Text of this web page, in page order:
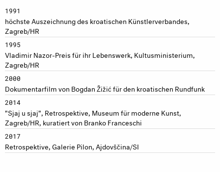
1991
höchste Auszeichnung des kroatischen Künstlerverbandes,
Zagreb/HR
1995
Vladimir Nazor-Preis für ihr Lebenswerk, Kultusministerium,
Zagreb/HR
2000
Dokumentarfilm von Bogdan Žižić für den kroatischen Rundfunk
2014
"Sjaj u sjaj", Retrospektive, Museum für moderne Kunst,
Zagreb/HR, kuratiert von Branko Franceschi
2017
Retrospektive, Galerie Pilon, Ajdovščina/SI